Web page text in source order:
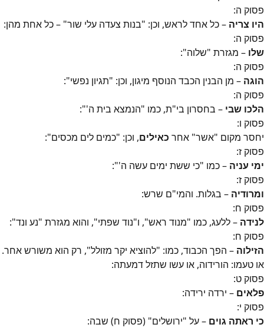
פסוק ה:
היו צריה – כל אחד לראש, וכן: "בנות צעדה עלי שור" – כל אחת מהן:
פסוק ה:
שלו – מגזרת "שלוה":
פסוק ה:
הוגה – מן הבנין הכבד הנוסף מיגון, וכן: "תגיון נפשי":
פסוק ה:
הלכו שבי – בחסרון בי"ת, כמו "הנמצא בית ה'":
פסוק ו:
יחסר מקום "אשר" אחר כאילים, וכן: "כמים לים מכסים":
פסוק ז:
ימי עניה – כמו "כי ששת ימים עשה ה'":
פסוק ז:
ומרודיה – בגלות. והמי"ם שרש:
פסוק ח:
לנידה – ללעג, כמו "מנוד ראש", ו"נוד שפתי", והוא מגזרת "נע ונד":
פסוק ח:
הזילוה – הפך הכבוד, כמו: "להוציא יקר מזולל", רק הוא משורש אחר.
או טעמו: הורידוה, או עשו שתזל דמעתה:
פסוק ט:
פלאים – ירדה ירידה:
פסוק י:
כי ראתה גוים – על "ירושלים" (פסוק ח) שבה: